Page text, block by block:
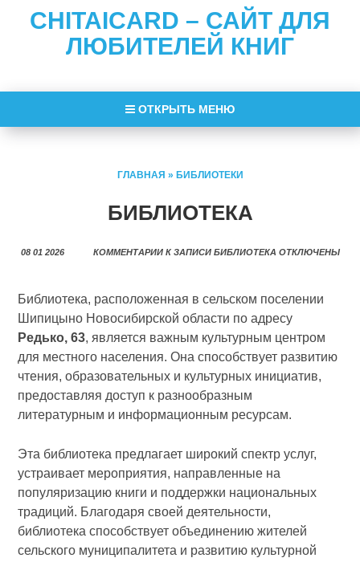
CHITAICARD – САЙТ ДЛЯ
ЛЮБИТЕЛЕЙ КНИГ
ОТКРЫТЬ МЕНЮ
ГЛАВНАЯ » БИБЛИОТЕКИ
БИБЛИОТЕКА
08 01 2026 КОММЕНТАРИИК ЗАПИСИ БИБЛИОТЕКА ОТКЛЮЧЕНЫ
Библиотека, расположенная в сельском поселении
Шипицыно Новосибирской области по адресу
Редько, 63, является важным культурным центром
для местного населения. Она способствует развитию
чтения, образовательных и культурных инициатив,
предоставляя доступ к разнообразным
литературным и информационным ресурсам.
Эта библиотека предлагает широкий спектр услуг,
устраивает мероприятия, направленные на
популяризацию книги и поддержки национальных
традиций. Благодаря своей деятельности,
библиотека способствует объединению жителей
сельского муниципалитета и развитию культурной